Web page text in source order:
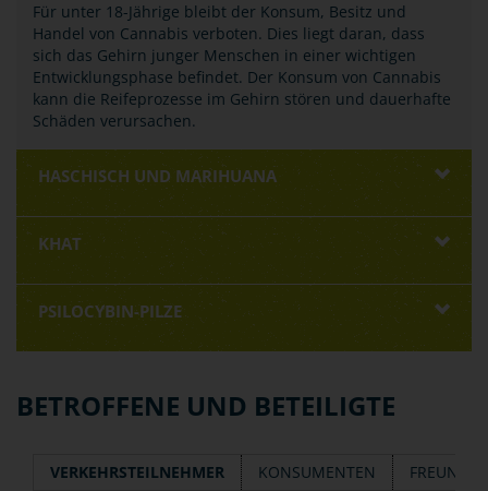
Für unter 18-Jährige bleibt der Konsum, Besitz und
Handel von Cannabis verboten. Dies liegt daran, dass
sich das Gehirn junger Menschen in einer wichtigen
Entwicklungsphase befindet. Der Konsum von Cannabis
kann die Reifeprozesse im Gehirn stören und dauerhafte
Schäden verursachen.
HASCHISCH UND MARIHUANA
KHAT
PSILOCYBIN-PILZE
BETROFFENE UND BETEILIGTE
VERKEHRSTEILNEHMER KONSUMENTEN FREUNDE